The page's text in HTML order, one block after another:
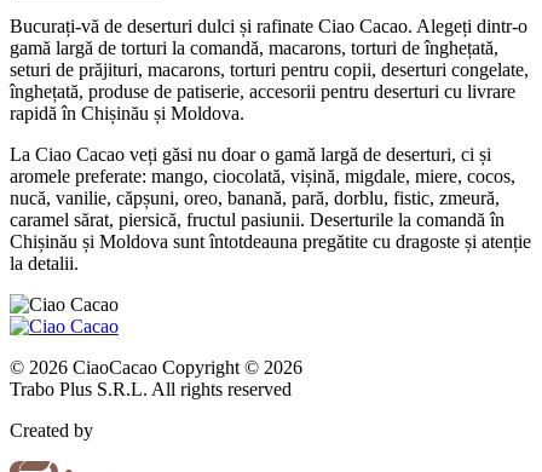
Bucurați-vă de deserturi dulci și rafinate Ciao Cacao. Alegeți dintr-o
gamă largă de torturi la comandă, macarons, torturi de înghețată,
seturi de prăjituri, macarons, torturi pentru copii, deserturi congelate,
înghețată, produse de patiserie, accesorii pentru deserturi cu livrare
rapidă în Chișinău și Moldova.
La Ciao Cacao veți găsi nu doar o gamă largă de deserturi, ci și
aromele preferate: mango, ciocolată, vișină, migdale, miere, cocos,
nucă, vanilie, căpșuni, oreo, banană, pară, dorblu, fistic, zmeură,
caramel sărat, piersică, fructul pasiunii. Deserturile la comandă în
Chișinău și Moldova sunt întotdeauna pregătite cu dragoste și atenție
la detalii.
© 2026 CiaoCacao Copyright © 2026
Trabo Plus S.R.L. All rights reserved
Created by